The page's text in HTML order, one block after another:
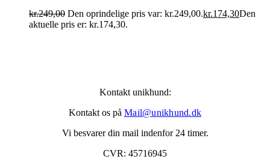
kr.249,00 Den oprindelige pris var: kr.249,00.kr.174,30Den
aktuelle pris er: kr.174,30.
Kontakt unikhund:
Kontakt os på Mail@unikhund.dk
Vi besvarer din mail indenfor 24 timer.
CVR: 45716945